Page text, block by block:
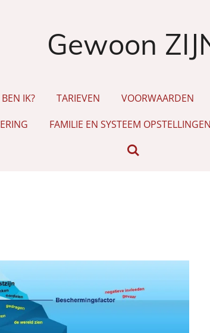
Gewoon
IK? TARIEVEN VOORWAARDEN
FAMILIE EN SYSTEEM OPSTELLINGEN